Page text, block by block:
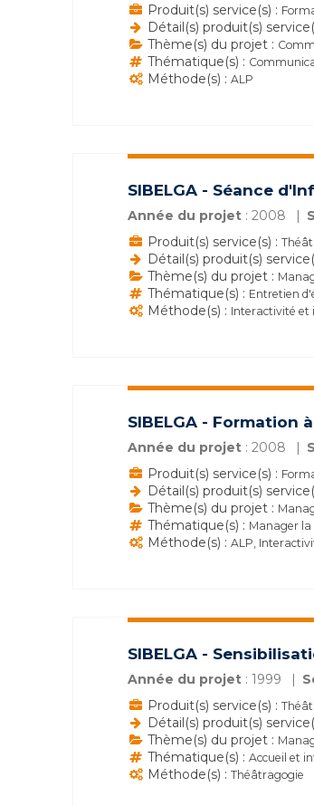
Produit(s) service(s) :
Détail(s) produit(s)
Thème(s) du projet :
Thématique(s) :
Méthode(s) : ALP
SIBELGA - Séance
Année du projet : 2008
Produit(s) service(s) :
Détail(s) produit(s)
Thème(s) du projet :
Thématique(s) : Entretien
Méthode(s) : Interactivité et
SIBELGA - Formation
Année du projet : 2008
Produit(s) service(s) :
Détail(s) produit(s)
Thème(s) du projet :
Thématique(s) : Manager
Méthode(s) : ALP,
SIBELGA -
Année du projet : 1999
Produit(s) service(s) :
Détail(s) produit(s)
Thème(s) du projet :
Thématique(s) : Accueil et
Méthode(s) : Théâtragogie